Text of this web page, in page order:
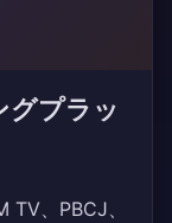
グプラッ
TV、PBCJ、